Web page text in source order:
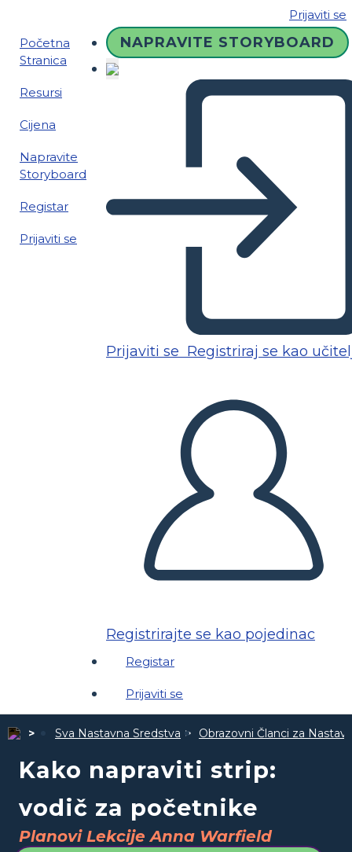
Prijaviti se
Početna
Stranica
Resursi
Cijena
Napravite
Storyboard
Registar
Prijaviti se
NAPRAVITE STORYBOARD
Prijaviti se Registriraj se kao
Registrirajte se kao pojedinac
Registar
Prijaviti se
Sva Nastavna Sredstva Obrazovni Članci za
Kako napraviti strip:
vodič za početnike
Planovi Lekcije Anna Warfield